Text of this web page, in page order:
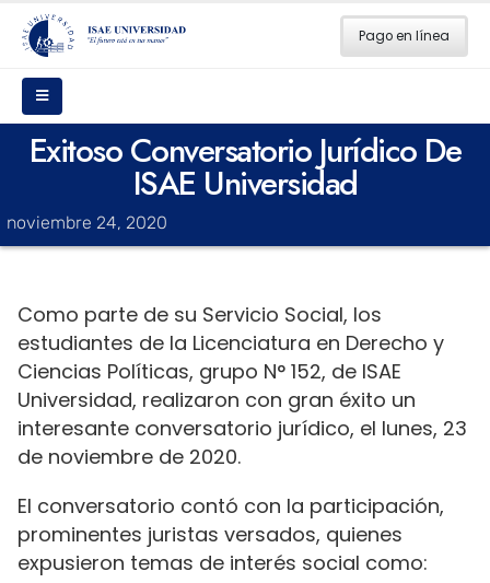
Pago en línea
Exitoso Conversatorio Jurídico De
ISAE Universidad
noviembre 24, 2020
Como parte de su Servicio Social, los
estudiantes de la Licenciatura en Derecho y
Ciencias Políticas, grupo N° 152, de ISAE
Universidad, realizaron con gran éxito un
interesante conversatorio jurídico, el lunes, 23
de noviembre de 2020.
El conversatorio contó con la participación,
prominentes juristas versados, quienes
expusieron temas de interés social como: